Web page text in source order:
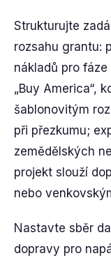
Strukturujte
rozsahu grantu:
nákladů pro
„Buy America“,
šablonovitým
při přezkumu;
zemědělských
projekt slouží
nebo
Nastavte sběr
dopravy pro